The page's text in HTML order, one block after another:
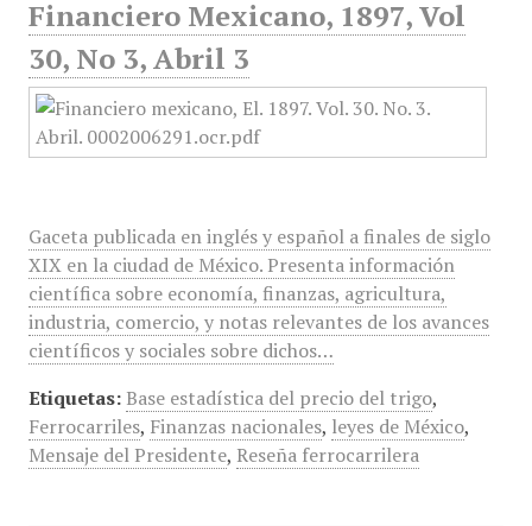
Financiero Mexicano, 1897, Vol
30, No 3, Abril 3
Gaceta publicada en inglés y español a finales de siglo
XIX en la ciudad de México. Presenta información
científica sobre economía, finanzas, agricultura,
industria, comercio, y notas relevantes de los avances
científicos y sociales sobre dichos…
Etiquetas: Base estadística del precio del trigo,
Ferrocarriles, Finanzas nacionales, leyes de México,
Mensaje del Presidente, Reseña ferrocarrilera